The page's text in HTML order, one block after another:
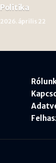
Politika
2026. április 22